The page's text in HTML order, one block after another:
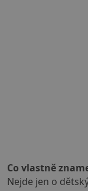
Co vlastně
Nejde jen o